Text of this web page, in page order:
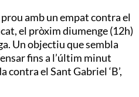
amb un empat contra el
el pròxim diumenge (12h)
Un objectiu que sembla
fins a l’últim minut
contra el Sant Gabriel ‘B’,